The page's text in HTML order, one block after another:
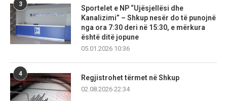
3
Sportelet e NP “Ujësjellësi dhe
Kanalizimi” – Shkup nesër do të punojnë
nga ora 7:30 deri në 15:30, e mërkura
është ditë jopune
05.01.2026 10:36
4
Regjistrohet tërmet në Shkup
02.08.2026 22:34